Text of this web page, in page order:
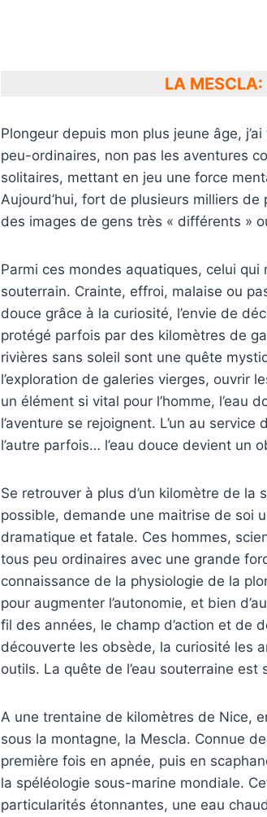
LA
Plongeur depuis mon plus jeune âge,
peu-ordinaires, non pas les aventures
solitaires, mettant en jeu une force
Aujourd’hui, fort de plusieurs milliers
des images de gens très « différents »
Parmi ces mondes aquatiques, celui
souterrain. Crainte, effroi, malaise ou
douce grâce à la curiosité, l’envie de
protégé parfois par des kilomètres de
rivières sans soleil sont une quête
l’exploration de galeries vierges, ouvrir
un élément si vital pour l’homme, l’eau
l’aventure se rejoignent. L’un au service
l’autre parfois… l’eau douce devient un
Se retrouver à plus d’un kilomètre de
possible, demande une maitrise de soi
dramatique et fatale. Ces hommes,
tous peu ordinaires avec une grande
connaissance de la physiologie de la
pour augmenter l’autonomie, et bien
fil des années, le champ d’action et de
découverte les obsède, la curiosité les
outils. La quête de l’eau souterraine est
A une trentaine de kilomètres de Nice,
sous la montagne, la Mescla. Connue
première fois en apnée, puis en
la spéléologie sous-marine mondiale.
particularités étonnantes, une eau